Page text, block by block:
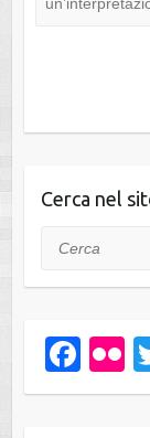
Cerca nel
Cerca
F
a
ic